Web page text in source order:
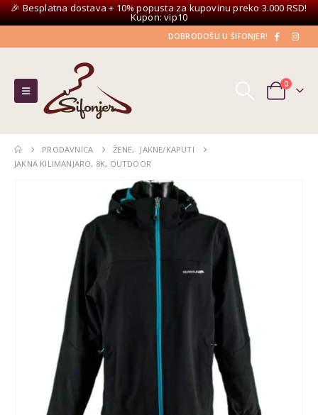
🎉 Besplatna dostava + 10% popusta za kupovinu preko 3.000 RSD!
Kupon: vip10
DOBRODOŠLI U ŠIFONJER!
0
PRODAVNICA ŽENE,
JAKNE/KAPUTI
JAKNA KILIMANJARO, 8K, OUTDOOR